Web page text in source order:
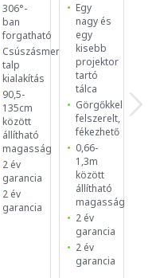
306°-
ban
forgatható
Csúszásmentes
talp
kialakítás
90,5-
135cm
között
állítható
magasság
2 év
garancia
2 év
garancia
Egy
nagy és
egy
kisebb
projektor
tartó
tálca
Görgőkkel
felszerelt,
fékezhető
0,66-
1,3m
között
állítható
magasság
2 év
garancia
2 év
garancia